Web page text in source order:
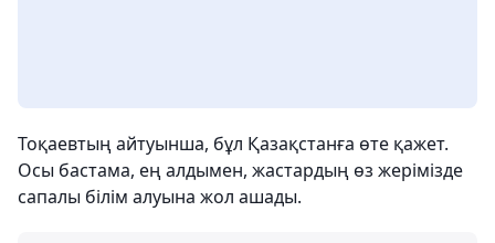
Тоқаевтың айтуынша, бұл Қазақстанға өте қажет.
Осы бастама, ең алдымен, жастардың өз жерімізде
сапалы білім алуына жол ашады.